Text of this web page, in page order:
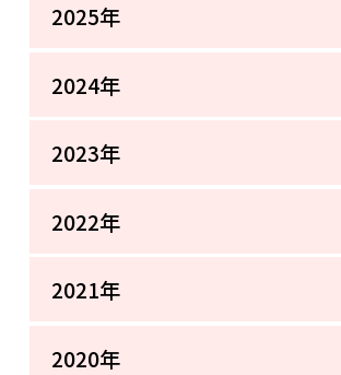
2025年
2024年
2023年
2022年
2021年
2020年